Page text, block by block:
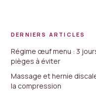
DERNIERS ARTICLES
Régime œuf menu : 3
pièges à éviter
Massage et hernie
la compression